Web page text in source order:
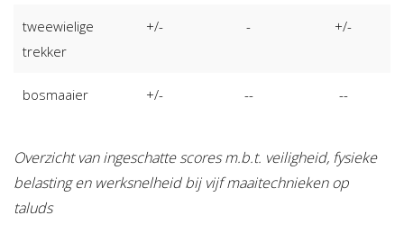
tweewielige
trekker
+/- - +/-
bosmaaier +/- -- --
Overzicht van ingeschatte scores m.b.t. veiligheid, fysieke
belasting en werksnelheid bij vijf maaitechnieken op
taluds